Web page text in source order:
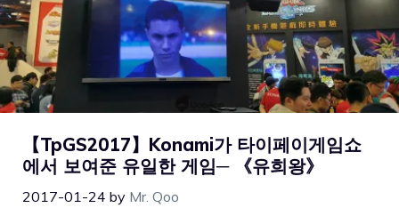
【TpGS2017】Konami가 타이페이게임쇼
에서 보여준 유일한 게임─ 《유희왕》
2017-01-24 by Mr. Qoo